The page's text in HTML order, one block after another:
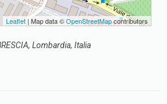
Leaflet | Map data ©OpenStreetMapcontributors
Lombardia, Italia